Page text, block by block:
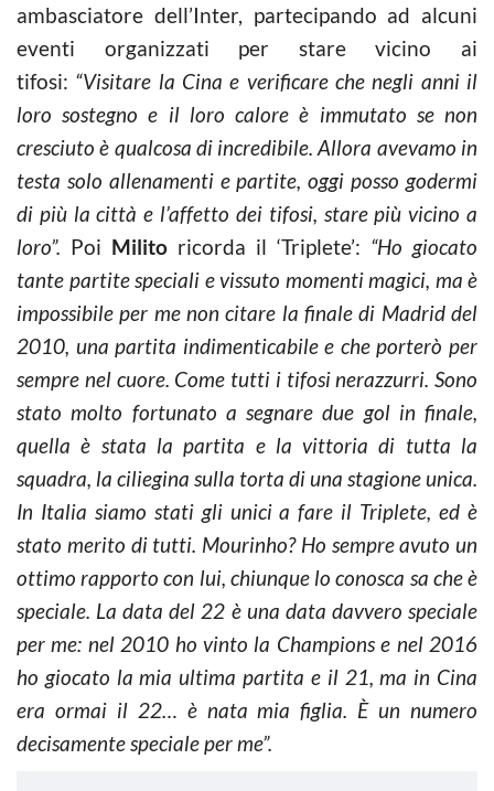
ambasciatore dell’Inter, partecipando ad alcuni
eventi organizzati per stare vicino ai
tifosi: “Visitare la Cina e verificare che negli anni il
loro sostegno e il loro calore è immutato se non
cresciuto è qualcosa di incredibile. Allora avevamo in
testa solo allenamenti e partite, oggi posso godermi
di più la città e l’affetto dei tifosi, stare più vicino a
loro”. Poi Milito ricorda il ‘Triplete’: “Ho giocato
tante partite speciali e vissuto momenti magici, ma è
impossibile per me non citare la finale di Madrid del
2010, una partita indimenticabile e che porterò per
sempre nel cuore. Come tutti i tifosi nerazzurri. Sono
stato molto fortunato a segnare due gol in finale,
quella è stata la partita e la vittoria di tutta la
squadra, la ciliegina sulla torta di una stagione unica.
In Italia siamo stati gli unici a fare il Triplete, ed è
stato merito di tutti. Mourinho? Ho sempre avuto un
ottimo rapporto con lui, chiunque lo conosca sa che è
speciale. La data del 22 è una data davvero speciale
per me: nel 2010 ho vinto la Champions e nel 2016
ho giocato la mia ultima partita e il 21, ma in Cina
era ormai il 22… è nata mia figlia. È un numero
decisamente speciale per me”.